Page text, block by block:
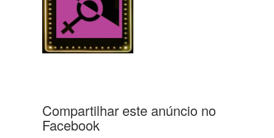
Compartilhar este anúncio no
Facebook